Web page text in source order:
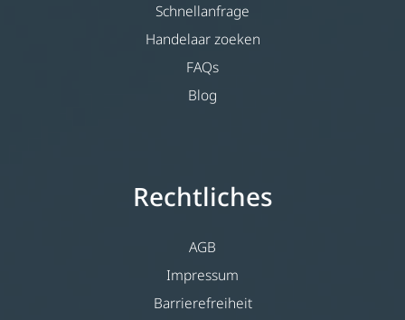
Schnellanfrage
Handelaar zoeken
FAQs
Blog
Rechtliches
AGB
Impressum
Barrierefreiheit